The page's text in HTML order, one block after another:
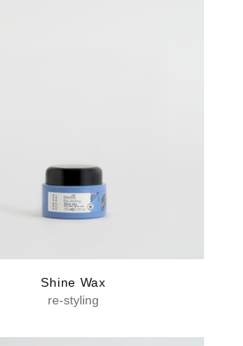
Shine Wax
re-styling